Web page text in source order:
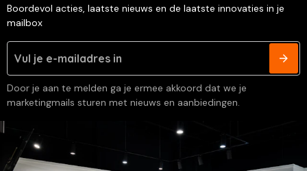
Boordevol acties, laatste nieuws en de laatste innovaties in je
mailbox
Door je aan te melden ga je ermee akkoord dat we je
marketingmails sturen met nieuws en aanbiedingen.